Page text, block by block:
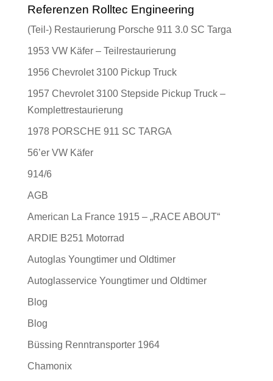
Referenzen Rolltec Engineering
(Teil-) Restaurierung Porsche 911 3.0 SC Targa
1953 VW Käfer – Teilrestaurierung
1956 Chevrolet 3100 Pickup Truck
1957 Chevrolet 3100 Stepside Pickup Truck –
Komplettrestaurierung
1978 PORSCHE 911 SC TARGA
56’er VW Käfer
914/6
AGB
American La France 1915 – „RACE ABOUT“
ARDIE B251 Motorrad
Autoglas Youngtimer und Oldtimer
Autoglasservice Youngtimer und Oldtimer
Blog
Blog
Büssing Renntransporter 1964
Chamonix